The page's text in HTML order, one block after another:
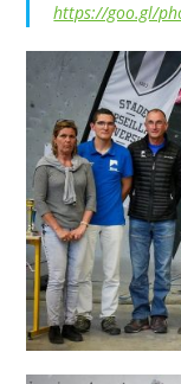
https://goo.gl/